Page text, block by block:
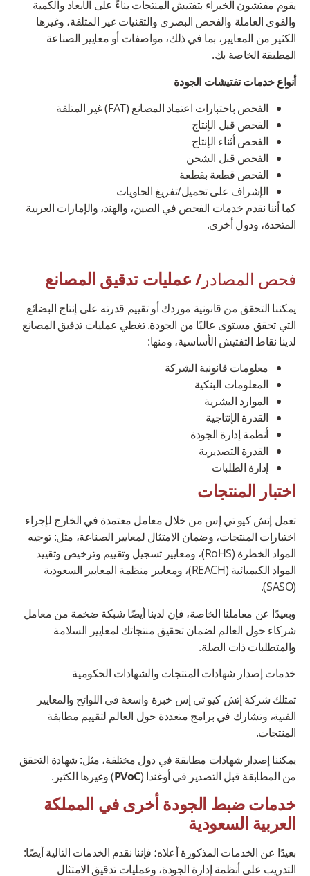
يقوم مفتشون الخبراء بتفتيش المنتجات بناءً على الأبعاد والكمية
والقوى العاملة والفحص البصري والتقنيات غير المتلفة، وغيرها
الكثير من المعايير، بما في ذلك، مواصفات أو معايير الصناعة
المطبقة الخاصة بك.
أنواع خدمات تفتيشات الجودة
الفحص باختبارات اعتماد المصانع (FAT) غير المتلفة
الفحص قبل الإنتاج
الفحص أثناء الإنتاج
الفحص قبل الشحن
الفحص قطعة بقطعة
الإشراف على تحميل/تفريغ الحاويات
كما أننا نقدم خدمات الفحص في الصين، والهند، والإمارات العربية
المتحدة، ودول أخرى.
فحص المصادر/عمليات تدقيق المصانع
يمكننا التحقق من قانونية موردك أو تقييم قدرته على إنتاج البضائع
التي تحقق مستوى عاليًا من الجودة. تغطي عمليات تدقيق المصانع
لدينا نقاط التفتيش الأساسية، ومنها:
معلومات قانونية الشركة
المعلومات البنكية
الموارد البشرية
القدرة الإنتاجية
أنظمة إدارة الجودة
القدرة التصديرية
إدارة الطلبات
اختبار المنتجات
تعمل إتش كيو تي إس من خلال معامل معتمدة في الخارج لإجراء
اختبارات المنتجات، وضمان الامتثال لمعايير الصناعة، مثل: توجيه
المواد الخطرة (RoHS)، ومعايير تسجيل وتقييم وترخيص وتقييد
المواد الكيميائية (REACH)، ومعايير منظمة المعايير السعودية
(SASO).
وبعيدًا عن معاملنا الخاصة، فإن لدينا أيضًا شبكة ضخمة من معامل
شركاء حول العالم لضمان تحقيق منتجاتك لمعايير السلامة
والمتطلبات ذات الصلة.
خدمات إصدار شهادات المنتجات والشهادات الحكومية
تمتلك شركة إتش كيو تي إس خبرة واسعة في اللوائح والمعايير
الفنية، وتشارك في برامج متعددة حول العالم لتقييم مطابقة
المنتجات.
يمكننا إصدار شهادات مطابقة في دول مختلفة، مثل: شهادة التحقق
من المطابقة قبل التصدير في أوغندا (PVoC) وغيرها الكثير.
خدمات ضبط الجودة أخرى في المملكة
العربية السعودية
بعيدًا عن الخدمات المذكورة أعلاه؛ فإننا نقدم الخدمات التالية أيضًا:
التدريب على أنظمة إدارة الجودة، وعمليات تدقيق الامتثال